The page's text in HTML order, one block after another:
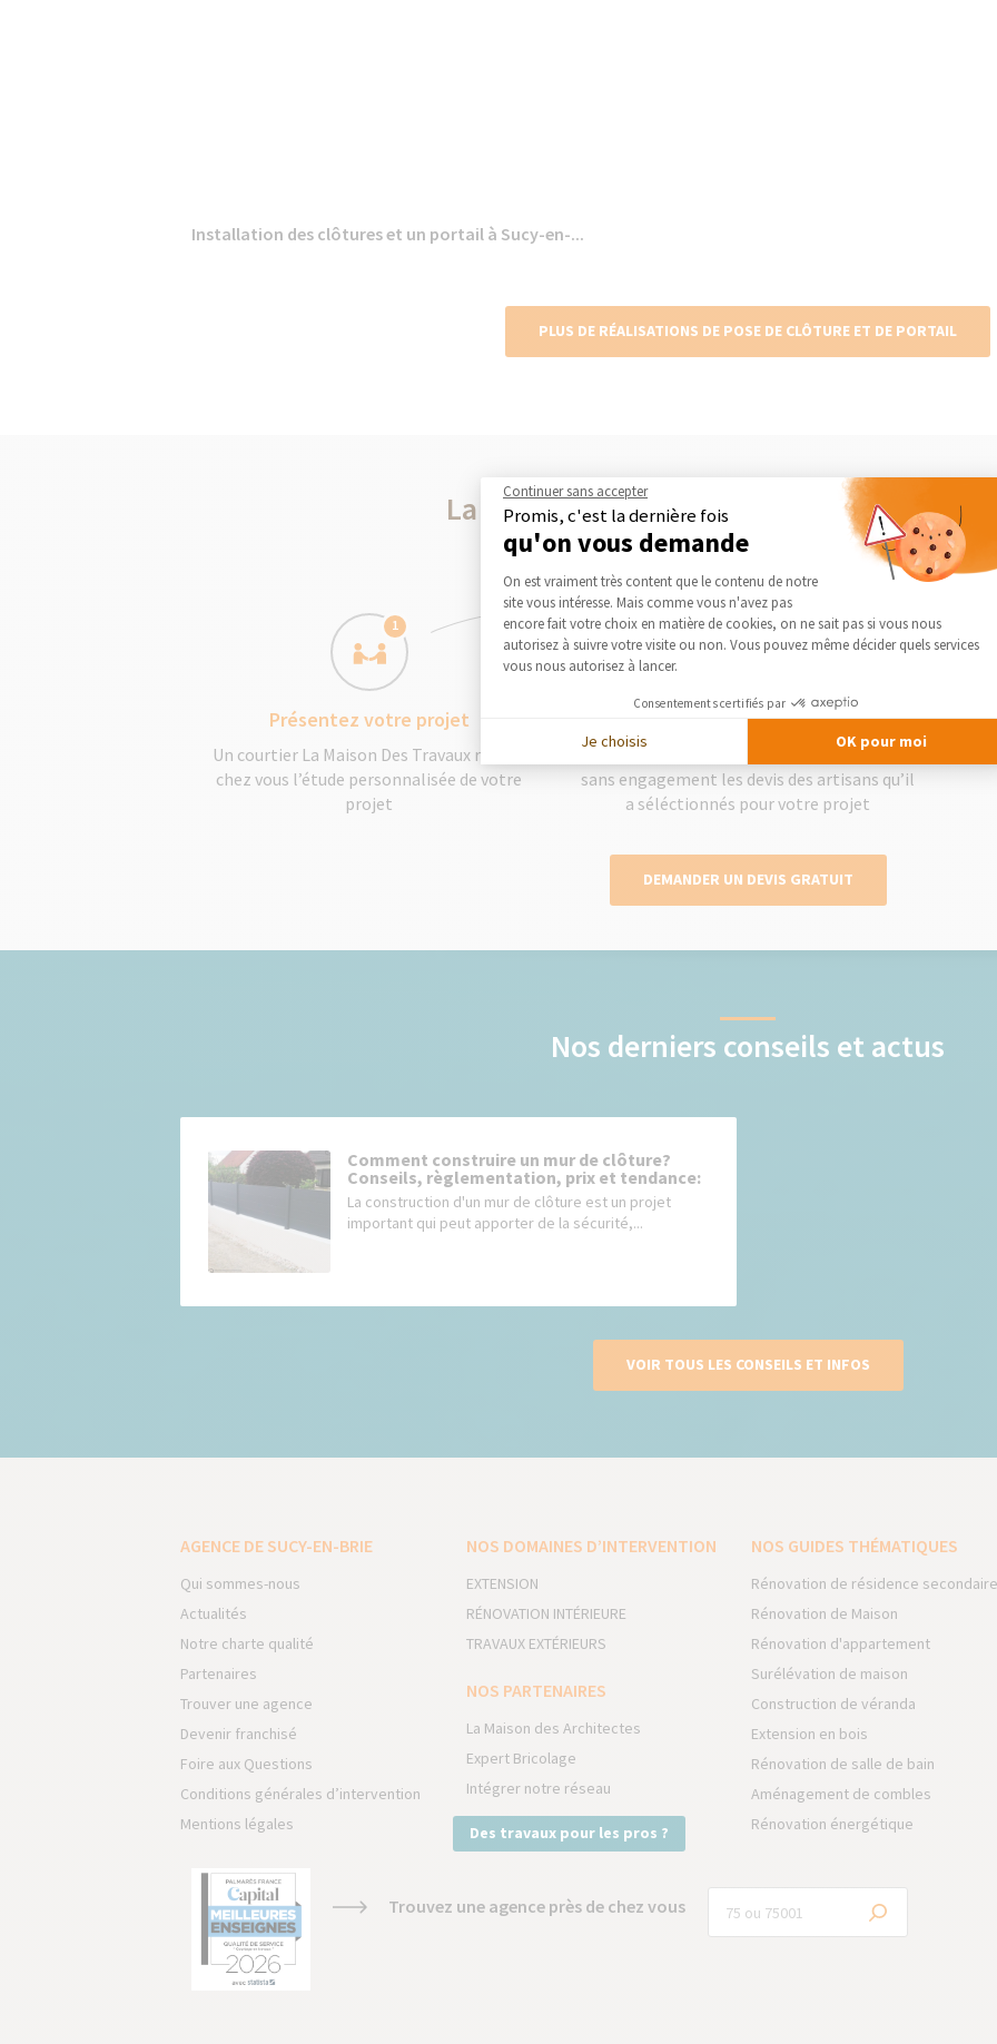
Installation des clôtures et un portail à Sucy-en-...
PLUS DE RÉALISATIONS DE POSE DE CLÔTURE ET DE PORTAIL
La Maison Des Travaux, comment ça
1
Présentez votre projet
Un courtier La Maison Des Travaux réalise
chez vous l’étude personnalisée de votre
projet
2
Obtenez des devis gratuits
Le courtier vous présente gratuitement et
sans engagement les devis des artisans qu’il
a séléctionnés pour votre projet
DEMANDER UN DEVIS GRATUIT
Nos derniers conseils et actus
Comment construire un mur de clôture?
Conseils, règlementation, prix et tendance:
La construction d'un mur de clôture est un projet
important qui peut apporter de la sécurité,...
VOIR TOUS LES CONSEILS ET INFOS
AGENCE DE SUCY-EN-BRIE
Qui sommes-nous
Actualités
Notre charte qualité
Partenaires
Trouver une agence
Devenir franchisé
Foire aux Questions
Conditions générales d’intervention
Mentions légales
NOS DOMAINES D’INTERVENTION
EXTENSION
RÉNOVATION INTÉRIEURE
TRAVAUX EXTÉRIEURS
NOS PARTENAIRES
La Maison des Architectes
Expert Bricolage
Intégrer notre réseau
Des travaux pour les pros ?
NOS GUIDES THÉMATIQUES
Rénovation de résidence
Rénovation de Maison
Rénovation d'appartement
Surélévation de maison
Construction de véranda
Extension en bois
Rénovation de salle de bain
Aménagement de combles
Rénovation énergétique
Trouvez une agence près de chez vous
Continuer sans accepter
Promis, c'est la dernière fois
qu'on vous demande
Plateforme de Gestion du Consentement
On est vraiment très content que le contenu de notre
site vous intéresse. Mais comme vous n'avez pas
encore fait votre choix en matière de cookies, on ne sait pas si vous nous
autorisez à suivre votre visite ou non. Vous pouvez même décider quels services
vous nous autorisez à lancer.
Consentements certifiés par
Je choisis OK pour moi
Axeptio consent